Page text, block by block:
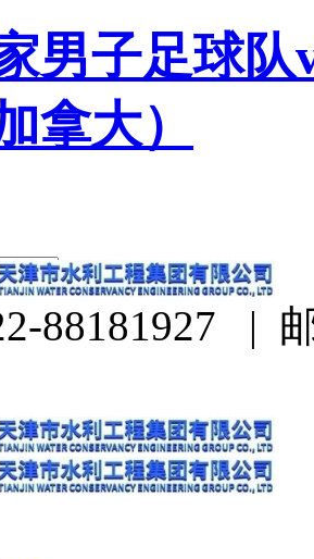
男子足球
拿大）
88181927 |